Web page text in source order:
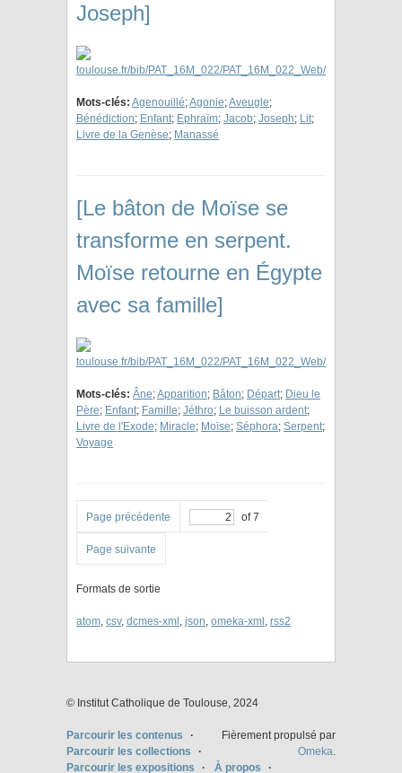
Joseph]
Mots-clés: Agenouillé;Agonie;Aveugle;
Bénédiction; Enfant; Ephraïm; Jacob; Joseph; Lit;
Livre de la Genèse; Manassé
[Le bâton de Moïse se
transforme en serpent.
Moïse retourne en Égypte
avec sa famille]
Mots-clés: Âne;Apparition; Bâton; Départ; Dieu le
Père; Enfant; Famille; Jéthro; Le buisson ardent;
Livre de l'Exode; Miracle; Moïse; Séphora; Serpent;
Voyage
Page précédente of 7
Page suivante
Formats de sortie
atom, csv, dcmes-xml , json, omeka-xml , rss2
© Institut Catholique de Toulouse, 2024
Parcourir les contenus
Parcourir les collections
Parcourir les expositions
À propos
Fièrement propulsé par
Omeka.